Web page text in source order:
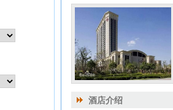
酒店介绍